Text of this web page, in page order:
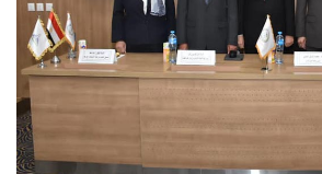
الخريجين
الموظفون
الزائـرون